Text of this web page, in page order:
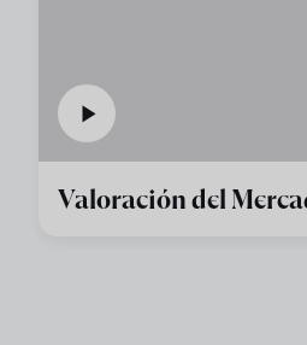
Valoración del